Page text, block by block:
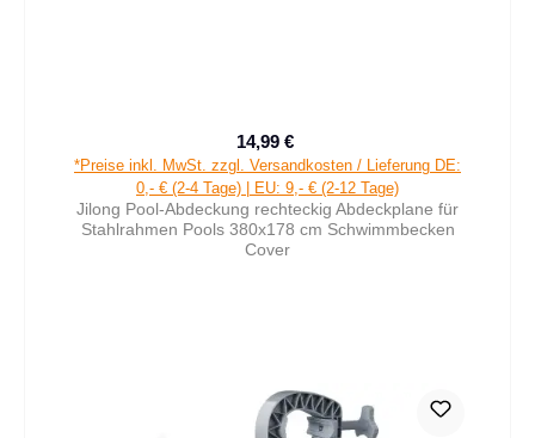
Verkaufspreis:
14,99 €
*Preise inkl. MwSt. zzgl. Versandkosten / Lieferung DE:
0,- € (2-4 Tage) | EU: 9,- € (2-12 Tage)
Jilong Pool-Abdeckung rechteckig Abdeckplane für
Stahlrahmen Pools 380x178 cm Schwimmbecken
Cover